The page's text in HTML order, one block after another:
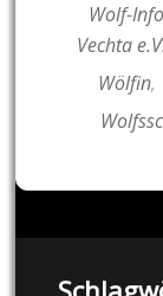
Wolf-
Vechta
Wölfin,